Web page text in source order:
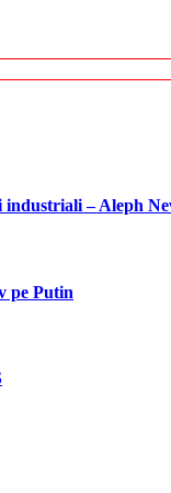
industriali – Aleph
pe Putin